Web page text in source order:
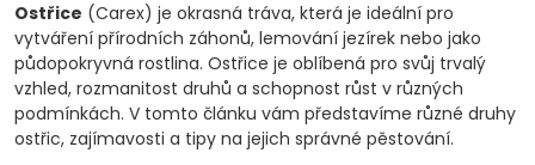
Ostřice (Carex) je okrasná tráva, která je ideální pro
vytváření přírodních záhonů, lemování jezírek nebo jako
půdopokryvná rostlina. Ostřice je oblíbená pro svůj trvalý
vzhled, rozmanitost druhů a schopnost růst v různých
podmínkách. V tomto článku vám představíme různé druhy
ostřic, zajímavosti a tipy na jejich správné pěstování.